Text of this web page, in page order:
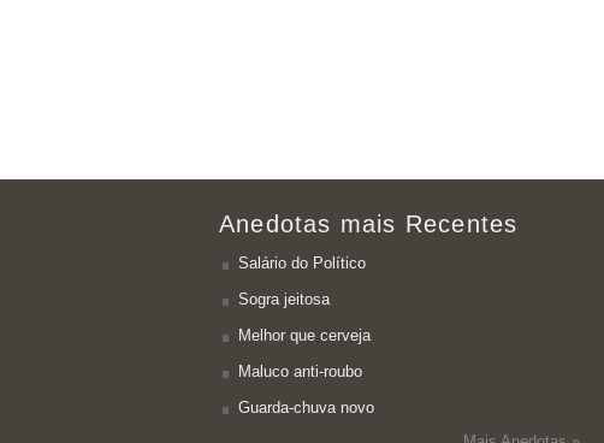
Anedotas mais Recentes
Salário do Político
Sogra jeitosa
Melhor que cerveja
Maluco anti-roubo
Guarda-chuva novo